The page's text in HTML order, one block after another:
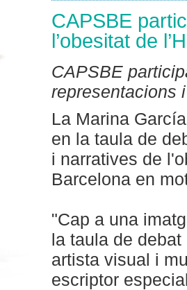
CAPSBE
l’obesitat de
CAPSBE
representacions
La Marina
en la taula de
i narratives de
Barcelona en
"Cap a una
la taula de
artista visual i
escriptor